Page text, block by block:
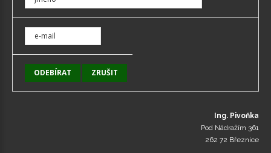
Ing. Pivoňka
Pod Nádražím 361
262 72 Březnice